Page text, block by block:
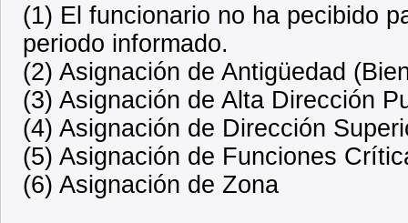
(1) El funcionario no ha pecibido
periodo informado.
(2) Asignación de Antigüedad
(3) Asignación de Alta Dirección
(4) Asignación de Dirección
(5) Asignación de Funciones
(6) Asignación de Zona